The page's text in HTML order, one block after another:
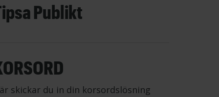
Publikt
skickar du in din korsordslösning